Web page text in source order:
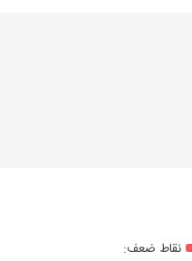
نقاط ضعف: